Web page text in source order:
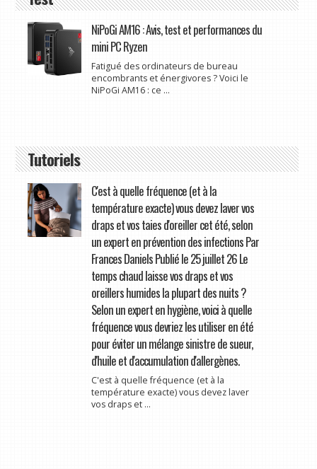
NiPoGi AM16 : Avis, test et performances du
mini PC Ryzen
Fatigué des ordinateurs de bureau
encombrants et énergivores ? Voici le
NiPoGi AM16 : ce ...
Tutoriels
C'est à quelle fréquence (et à la
température exacte) vous devez laver vos
draps et vos taies d'oreiller cet été, selon
un expert en prévention des infections Par
Frances Daniels Publié le 25 juillet 26 Le
temps chaud laisse vos draps et vos
oreillers humides la plupart des nuits ?
Selon un expert en hygiène, voici à quelle
fréquence vous devriez les utiliser en été
pour éviter un mélange sinistre de sueur,
d'huile et d'accumulation d'allergènes.
C'est à quelle fréquence (et à la
température exacte) vous devez laver
vos draps et ...